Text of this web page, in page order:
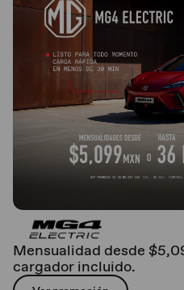
Mensualidad desde
cargador incluido.